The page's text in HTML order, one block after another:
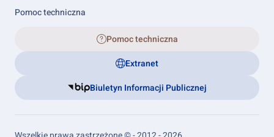
Pomoc techniczna
Pomoc techniczna
Extranet
Biuletyn Informacji Publicznej